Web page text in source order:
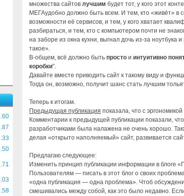
множества сайтов лучшим будет тот, у кого этот
МЕГАудобно должно быть всем. И тем, кто «живёт» в
возможности её сервисов, и тем, у кого хватает
разбираться, и тем, кто с компьютером почти не
на заборе из окна кухни, выгнал дочь из-за ноутбука
такое».
В-общем, всё должно быть просто и интуитивно
коробки".
Давайте вместе приводить сайт к такому виду и
Тогда он, возможно, получит шанс стать лучшим
Теперь к итогам.
Предыдущая публикация показала, что с
Комментарии к предыдущей публикации показали,
разработчиками была налажена не очень хорошо.
делая «открыто наполняемый» сайт, развивается
Предлагаю следующее:
Изменить принцип публикации информации в блоге
Пользователям — писать в этот блог о своих
«одна публикация — одна проблема». Чтоб
смешивались между собой, как это было недавно.